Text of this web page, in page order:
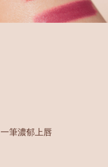
一筆濃郁上唇